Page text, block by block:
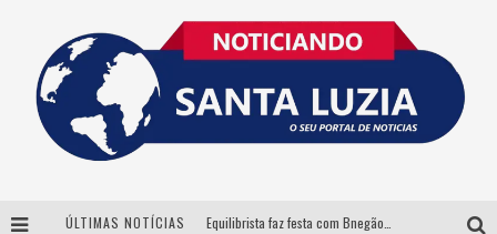
ÚLTIMAS NOTÍCIAS